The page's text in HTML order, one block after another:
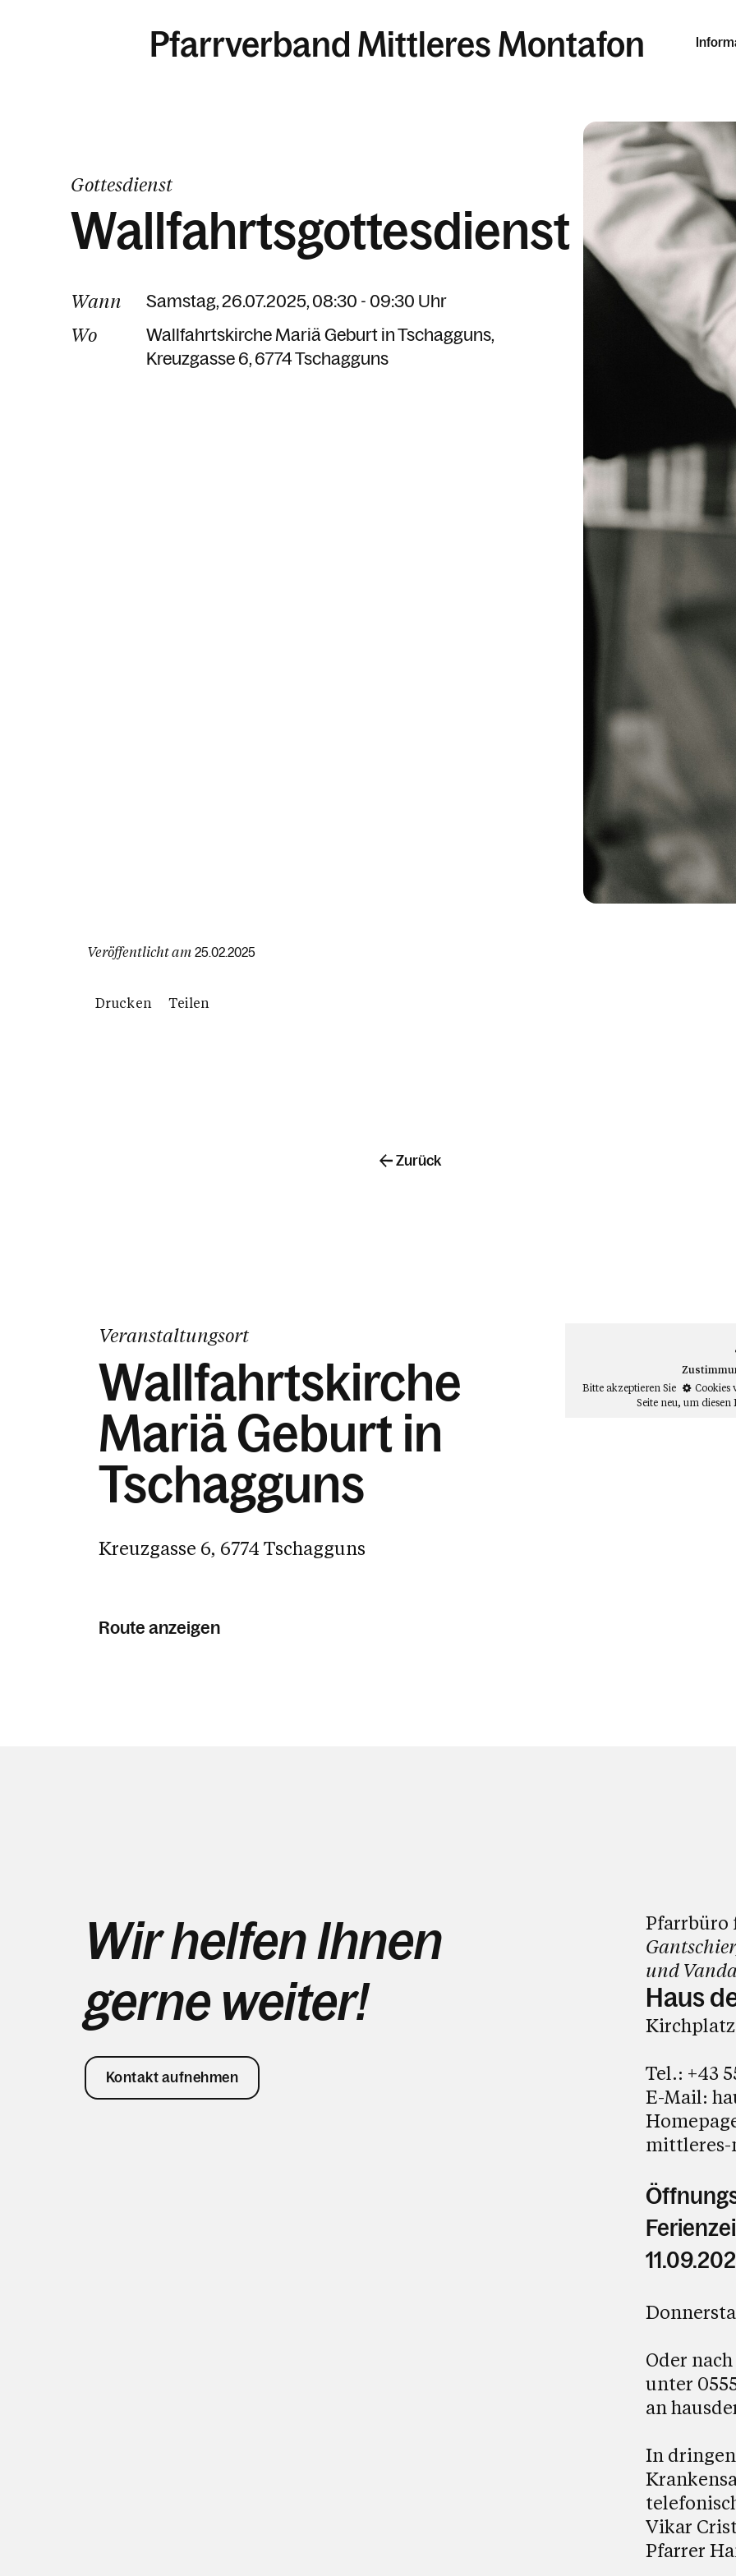
Pfarrverband Mittleres Montafon
Gottesdienst
Wallfahrtsgottesdienst
Wann Samstag, 26.07.2025, 08:30 - 09:30 Uhr
Wo
Wallfahrtskirche Mariä Geburt in Tschagguns
Kreuzgasse 6 6774 Tschagguns
Veröffentlicht am 25.02.2025
Drucken Teilen
Zurück
Veranstaltungsort
Wallfahrtskirche
Mariä Geburt in
Tschagguns
Kreuzgasse 6, 6774 Tschagguns
Route anzeigen
Bitte akzeptieren Sie
Cookies
Seite neu, um diesen
Wir helfen Ihnen
gerne weiter!
Kontakt aufnehmen
Pfarrbüro
und
Haus
Kirchplatz
Tel.: +43
E-Mail:
Oder
unter
an
In
Vikar
Pfarrer